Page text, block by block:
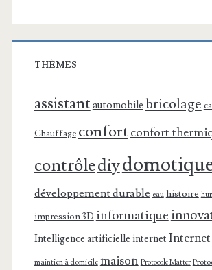
THÈMES
assistant automobile bricolage
Chauffage confortconfort
contrôlediy
développement durable eau histoire
impression 3D informatique
Intelligence artificielle internet Internet
maintien à domicile maison Protocole Matter